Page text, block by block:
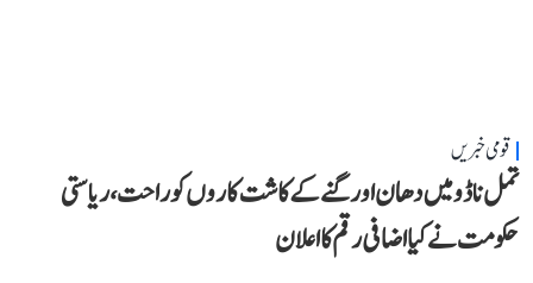
قومی خبریں
تمل ناڈو میں دھان اور گنے کے کاشت کاروں کو راحت، ریاستی
حکومت نے کیا اضافی رقم کا اعلان